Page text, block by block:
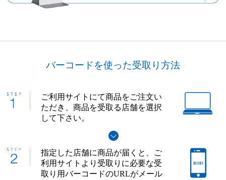
バーコードを使った受取り方法
ご利用サイトにて商品をご注文い
ただき、商品を受取る店舗を選択
して下さい。
指定した店舗に商品が届くと、ご
利用サイトより受取りに必要な受
取り用バーコードのURLがメール